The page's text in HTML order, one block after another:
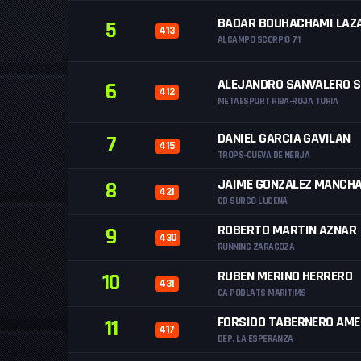
5 413 BADAR BOUHACHAMI
ALCAMPO SCORPIO 71
6 412 ALEJANDRO SANVALERO
METAESPORT RIBA-ROJA TURIA
7 415 DANIEL GARCIA GAVILAN
TROPS-CUEVA DE NERJA
8 421 JAIME GONZALEZ
CD SURCO LUCENA
9 430 ROBERTO MARTIN AZNAR
RUNNING ZARAGOZA
10 431 RUBEN MERINO HERRERO
CA POBLATS MARITIMS
11 417 FORSIDO TABERNERO
DEP. LA ESPERANZA